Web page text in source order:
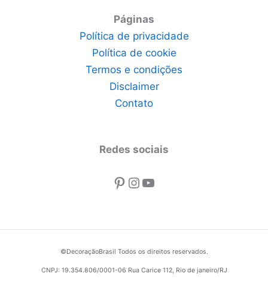
Páginas
Política de privacidade
Política de cookie
Termos e condições
Disclaimer
Contato
Redes sociais
Pinterest
Instagram
Youtube
©DecoraçãoBrasil Todos os direitos reservados.
CNPJ: 19.354.806/0001-06 Rua Carice 112, Rio de janeiro/RJ